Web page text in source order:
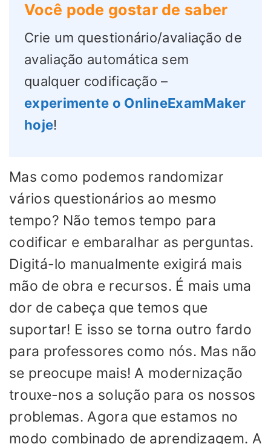
Você pode gostar de saber
Crie um questionário/avaliação de
avaliação automática sem
qualquer codificação –
experimente o OnlineExamMaker
hoje!
Mas como podemos randomizar
vários questionários ao mesmo
tempo? Não temos tempo para
codificar e embaralhar as perguntas.
Digitá-lo manualmente exigirá mais
mão de obra e recursos. É mais uma
dor de cabeça que temos que
suportar! E isso se torna outro fardo
para professores como nós. Mas não
se preocupe mais! A modernização
trouxe-nos a solução para os nossos
problemas. Agora que estamos no
modo combinado de aprendizagem. A